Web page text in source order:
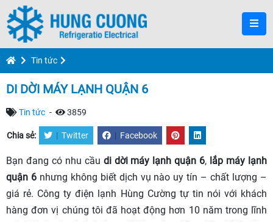
Tin tức
DI DỜI MÁY LẠNH QUẬN 6
Tin tức - 3859
Chia sẻ: | Twitter | Facebook
Bạn đang có nhu cầu di dời máy lạnh quận 6, lắp máy lạnh
quận 6nhưng không biết dịch vụ nào uy tín – chất lượng –
giá rẻ. Công ty điện lạnh Hùng Cường tự tin nói với khách
hàng đơn vị chúng tôi đã hoạt động hơn 10 năm trong lĩnh